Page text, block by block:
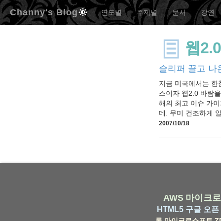
Channy's Blog 연도별 주제별 문서 강연
웹
슬리퍼 끌고 나
지금 미국에서는 한
스이자 웹2.0 바람
해의 최고 이슈 가
데. 무미 건조하게
2007/10/18
AWS 마이크
HTML5 구글 오픈